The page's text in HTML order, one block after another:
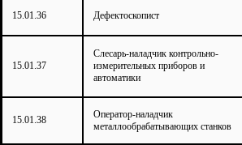
15.01.36 Дефектоскопист
15.01.37
Слесарь-наладчик контрольно-
измерительных приборов и
автоматики
15.01.38
Оператор-наладчик
металлообрабатывающих станков